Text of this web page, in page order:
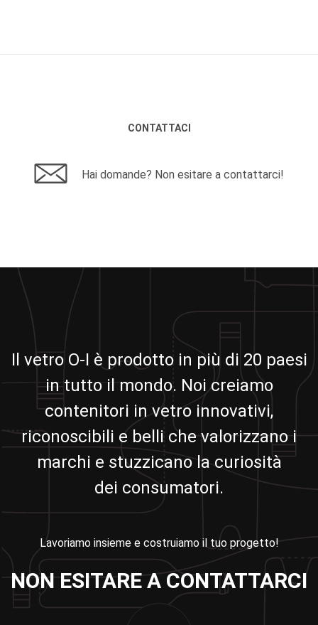
CONTATTACI
Hai domande? Non esitare a contattarci!
Il vetro O-I è prodotto in più di 20 paesi
in tutto il mondo. Noi creiamo
contenitori in vetro innovativi,
riconoscibili e belli che valorizzano i
marchi e stuzzicano la curiosità
dei consumatori.
Lavoriamo insieme e costruiamo il tuo progetto!
NON ESITARE A CONTATTARCI